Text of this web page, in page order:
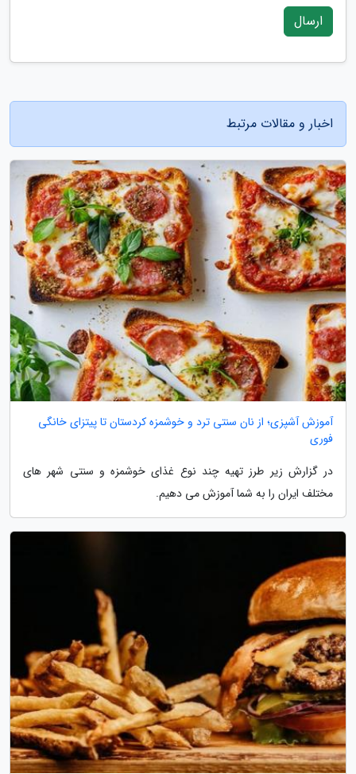
ارسال
اخبار و مقالات مرتبط
آموزش آشپزی؛ از نان سنتی ترد و خوشمزه کردستان تا پیتزای خانگی
فوری
در گزارش زیر طرز تهیه چند نوع غذای خوشمزه و سنتی شهر های
مختلف ایران را به شما آموزش می دهیم.